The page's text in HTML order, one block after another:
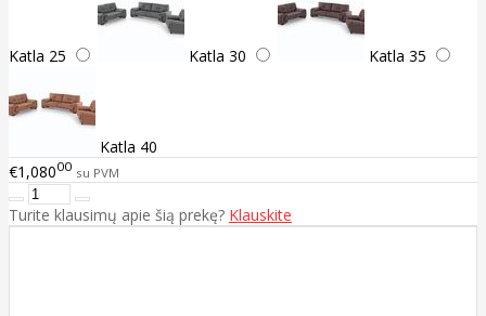
Katla 25 Katla 30 Katla 35
Katla 40
€1,08000 su PVM
Turite klausimų apie šią prekę? Klauskite